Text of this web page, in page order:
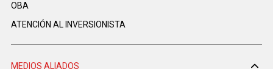
OBA
ATENCIÓN AL INVERSIONISTA
MEDIOS ALIADOS